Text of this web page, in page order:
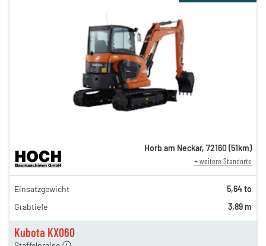
Kubota KX060
194,00 €
162,00 €
135,00 €
Horb am Neckar, 72160(51km)
+ weitere Standorte
Einsatzgewicht
5,64 to
Grabtiefe
3,89 m